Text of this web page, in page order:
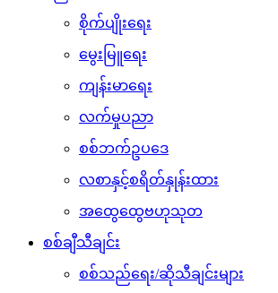
စိုက်ပျိုးရေး
မွေးမြူရေး
ကျန်းမာရေး
လက်မှုပညာ
စစ်ဘက်ဥပဒေ
လစာနှင့်စရိတ်နှုန်းထား
အထွေထွေဗဟုသုတ
စစ်ချီသီချင်း
စစ်သည်ရေး/ဆိုသီချင်းများ